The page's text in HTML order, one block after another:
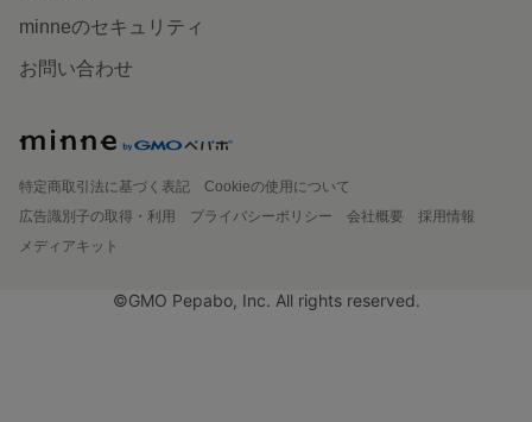
minneのセキュリティ
お問い合わせ
特定商取引法に基づく表記
Cookieの使用について
広告識別子の取得・利用
プライバシーポリシー 会社概要
採用情報
メディアキット
©GMO Pepabo, Inc. All rights reserved.